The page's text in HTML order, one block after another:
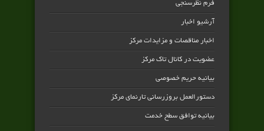
فرم نظرسنجی
آرشیو اخبار
اخبار مناقصات و مزایدات مرکز
عضویت در کانال تاک مرکز
بیانیه حریم خصوصی
دستورالعمل بروزرسانی تارنمای مرکز
بیانیه توافق سطح خدمت